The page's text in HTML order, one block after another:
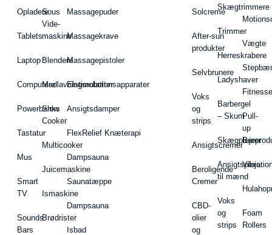
Opladere
Tablets
Laptop
Computere
Powerbanks
Tastatur
Mus
Smart
TV
Sounds
Bars
Sous
Vide-
maskine
Blendere
Madlavningsrobotter
Slow
Cooker
Multicooker
Juicemaskine
Ismaskine
Brødrister
Massagepuder
Massagekrave
Massagepistoler
Elstimulationsapparater
Ansigtsdamper
FlexRelief Knæterapi
Dampsauna
Saunatæppe
Dampsauna
Isbad
Solcreme
After-sun
produkter
Selvbrunere
Voks
og
strips
Ansigtscremer
Beroligende
Cremer
CBD-
olier
og
Skægtrimmere
Trimmer
Herreskrabere
Ladyshaver
Barbergel
– Skum
Ansigtspleje
til mænd
Voks
og
strips
Vægte
Pull-
up
Barer
Foam
Rollers